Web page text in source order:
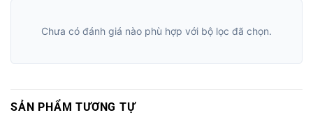
Chưa có đánh giá nào phù hợp với bộ lọc đã chọn.
SẢN PHẨM TƯƠNG TỰ